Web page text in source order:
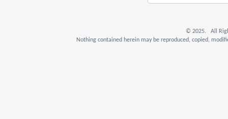
© 2025. All
Nothing contained herein may be reproduced, copied,